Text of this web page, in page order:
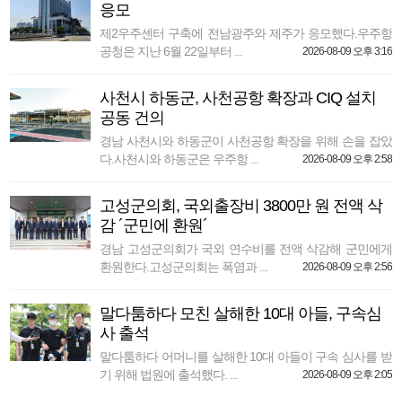
응모
제2우주센터 구축에 전남광주와 제주가 응모했다.우주항
공청은 지난 6월 22일부터 ...
2026-08-09 오후 3:16
사천시 하동군, 사천공항 확장과 CIQ 설치
공동 건의
경남 사천시와 하동군이 사천공항 확장을 위해 손을 잡았
다.사천시와 하동군은 우주항 ...
2026-08-09 오후 2:58
고성군의회, 국외출장비 3800만 원 전액 삭
감 ´군민에 환원´
경남 고성군의회가 국외 연수비를 전액 삭감해 군민에게
환원한다.고성군의회는 폭염과 ...
2026-08-09 오후 2:56
말다툼하다 모친 살해한 10대 아들, 구속심
사 출석
말다툼하다 어머니를 살해한 10대 아들이 구속 심사를 받
기 위해 법원에 출석했다. ...
2026-08-09 오후 2:05